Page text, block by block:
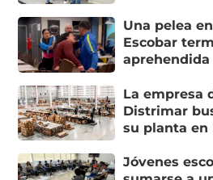
Una pelea
Escobar
aprehendida
La empresa
Distrimar
su planta en
Jóvenes